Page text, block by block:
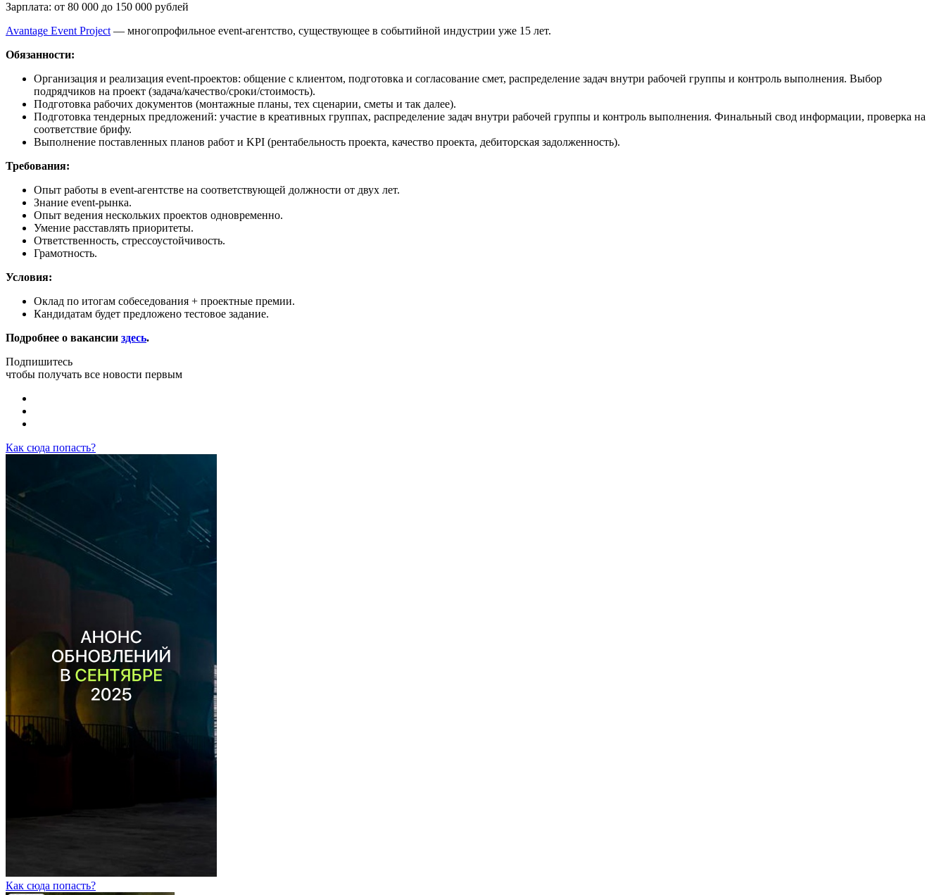
Зарплата: от 80 000 до 150 000 рублей
Avantage Event Project— многопрофильное event-агентство, существующее в событийной индустрии уже 15 лет.
Обязанности:
Организация и реализация event-проектов: общение с клиентом, подготовка и согласование смет, распределение задач внутри рабочей группы и контроль выполнения. Выбор
подрядчиков на проект (задача/качество/сроки/стоимость).
Подготовка рабочих документов (монтажные планы, тех сценарии, сметы и так далее).
Подготовка тендерных предложений: участие в креативных группах, распределение задач внутри рабочей группы и контроль выполнения. Финальный свод информации, проверка на
соответствие брифу.
Выполнение поставленных планов работ и KPI (рентабельность проекта, качество проекта, дебиторская задолженность).
Требования:
Опыт работы в event-агентстве на соответствующей должности от двух лет.
Знание event-рынка.
Опыт ведения нескольких проектов одновременно.
Умение расставлять приоритеты.
Ответственность, стрессоустойчивость.
Грамотность.
Условия:
Оклад по итогам собеседования + проектные премии.
Кандидатам будет предложено тестовое задание.
Подробнее о вакансии здесь.
Подпишитесь
чтобы получать все новости первым
Как сюда попасть?
Как сюда попасть?